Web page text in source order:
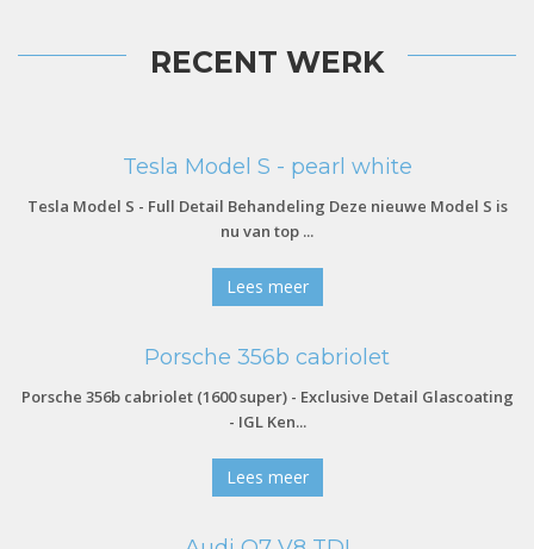
RECENT WERK
Tesla Model S - pearl white
Tesla Model S - Full Detail Behandeling Deze nieuwe Model S is
nu van top ...
Lees meer
Porsche 356b cabriolet
Porsche 356b cabriolet (1600 super) - Exclusive Detail Glascoating
- IGL Ken...
Lees meer